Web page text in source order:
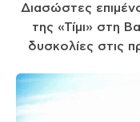
Διασώστες
της «Τίμι» στη
δυσκολίες στις